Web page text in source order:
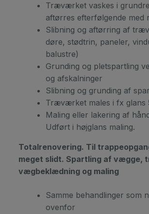
Træværket vaskes i
aftørres efterfølgende med
Slibning og aftørring af
døre, stødtrin, paneler,
balustre)
Grunding og pletspartling
og afskalninger
Slibning og grunding af
Træværket males i fx glans
Maling eller lakering af
Udført i højglans maling.
Totalrenovering. Til
meget slidt. Spartling af vægge,
vægbeklædning og maling
Samme behandlinger som
ovenfor